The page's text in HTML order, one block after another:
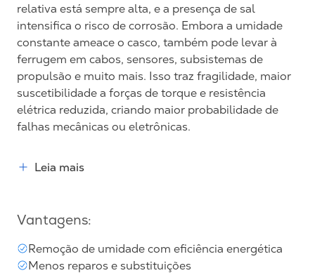
relativa está sempre alta, e a presença de sal
intensifica o risco de corrosão. Embora a umidade
constante ameace o casco, também pode levar à
ferrugem em cabos, sensores, subsistemas de
propulsão e muito mais. Isso traz fragilidade, maior
suscetibilidade a forças de torque e resistência
elétrica reduzida, criando maior probabilidade de
falhas mecânicas ou eletrônicas.
Leia mais
Vantagens:
Remoção de umidade com eficiência energética
Menos reparos e substituições